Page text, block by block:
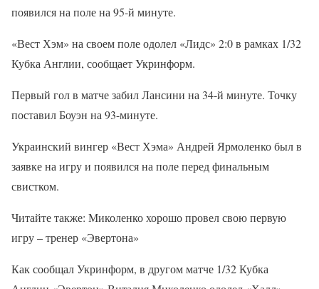
появился на поле на 95-й минуте.
«Вест Хэм» на своем поле одолел «Лидс» 2:0 в рамках 1/32
Кубка Англии, сообщает Укринформ.
Первый гол в матче забил Лансини на 34-й минуте. Точку
поставил Боуэн на 93-минуте.
Украинский вингер «Вест Хэма» Андрей Ярмоленко был в
заявке на игру и появился на поле перед финальным
свистком.
Читайте также: Миколенко хорошо провел свою первую
игру – тренер «Эвертона»
Как сообщал Укринформ, в другом матче 1/32 Кубка